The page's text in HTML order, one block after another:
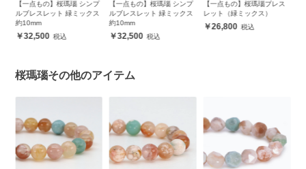
【一点もの】桜瑪瑙 シンプ
ルブレスレット 緑ミックス
約10mm
32,500
【一点もの】桜瑪瑙ブレス
レット（緑ミックス）
26,800
【一点もの】桜瑪瑙 シンプ
ルブレスレット 緑ミックス
約10mm
桜瑪瑙その他のアイテム